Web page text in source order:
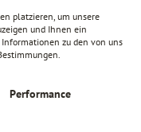
platzieren, um unsere
und Ihnen ein
zu den von uns
Performance